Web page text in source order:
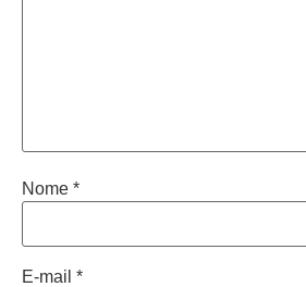
Nome *
E-mail *